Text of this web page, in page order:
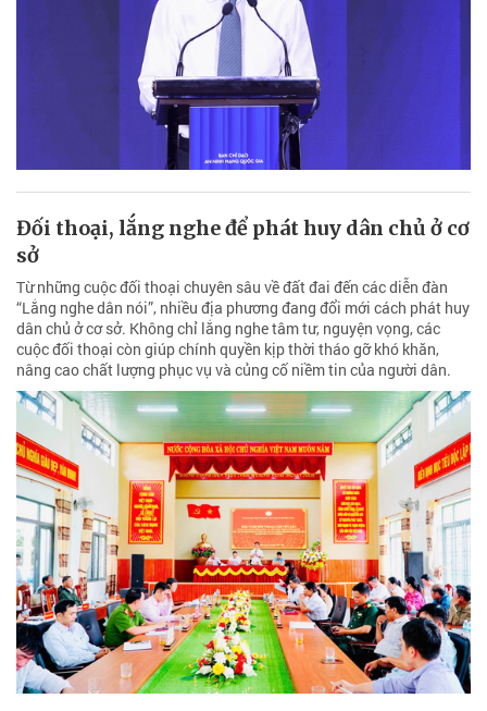
Đối thoại, lắng nghe để phát huy dân chủ ở cơ
sở
Từ những cuộc đối thoại chuyên sâu về đất đai đến các diễn đàn
“Lắng nghe dân nói”, nhiều địa phương đang đổi mới cách phát huy
dân chủ ở cơ sở. Không chỉ lắng nghe tâm tư, nguyện vọng, các
cuộc đối thoại còn giúp chính quyền kịp thời tháo gỡ khó khăn,
nâng cao chất lượng phục vụ và củng cố niềm tin của người dân.